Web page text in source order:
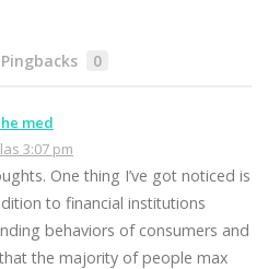
Pingbacks 0
med
3:07 pm
One thing I’ve got noticed is
to financial institutions
behaviors of consumers and
the majority of people max